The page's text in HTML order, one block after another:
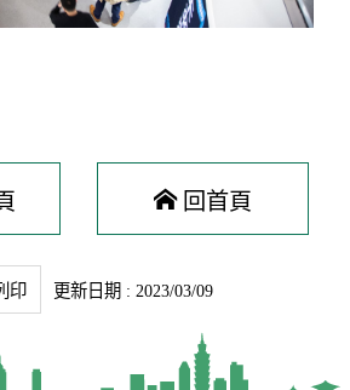
回首頁
印 更新日期 : 2023/03/09